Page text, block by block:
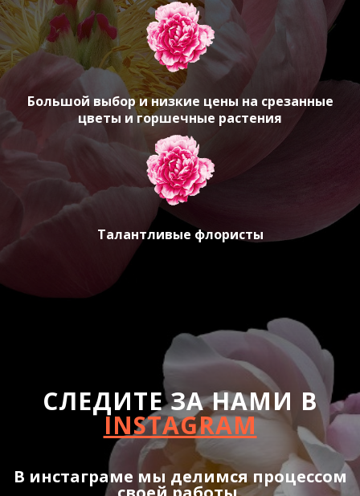
Большой выбор и низкие цены на срезанные
цветы и горшечные растения
Талантливые флористы
СЛЕДИТЕ ЗА НАМИ В
INSTAGRAM
В инстаграме мы делимся процессом